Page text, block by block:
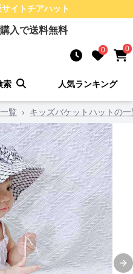
イトチアハット
入で送料無料
0 0
索 人気ランキング
覧 › キッズバケットハットの一